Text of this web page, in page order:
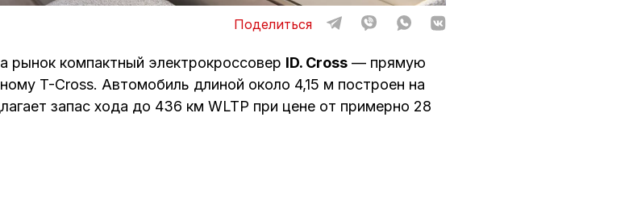
Поделиться
рынок компактный электрокроссовер ID. Cross — прямую
T-Cross. Автомобиль длиной около 4,15 м построен на
запас хода до 436 км WLTP при цене от примерно 28